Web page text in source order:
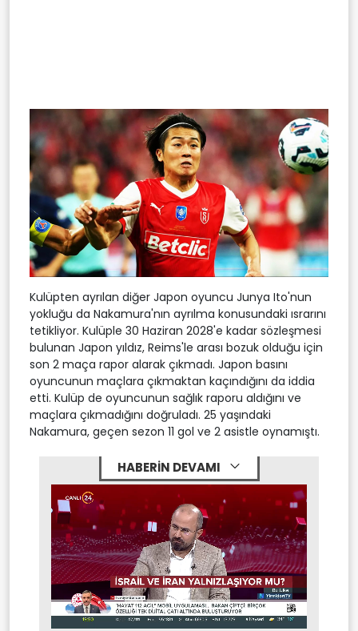
Kulüpten ayrılan diğer Japon oyuncu Junya Ito'nun
yokluğu da Nakamura'nın ayrılma konusundaki ısrarını
tetikliyor. Kulüple 30 Haziran 2028'e kadar sözleşmesi
bulunan Japon yıldız, Reims'le arası bozuk olduğu için
son 2 maça rapor alarak çıkmadı. Japon basını
oyuncunun maçlara çıkmaktan kaçındığını da iddia
etti. Kulüp de oyuncunun sağlık raporu aldığını ve
maçlara çıkmadığını doğruladı. 25 yaşındaki
Nakamura, geçen sezon 11 gol ve 2 asistle oynamıştı.
HABERİN DEVAMI
Mute Stream